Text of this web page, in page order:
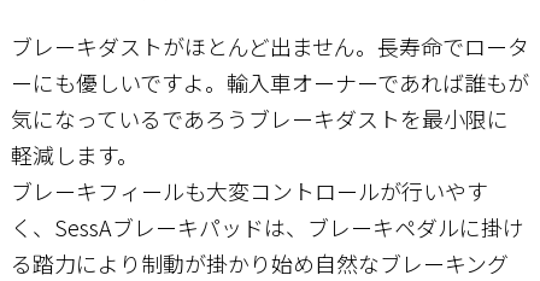
お問い合わせ
ブレーキダストがほとんど出ません。長寿命でロータ
ーにも優しいですよ。輸入車オーナーであれば誰もが
気になっているであろうブレーキダストを最小限に
軽減します。
ブレーキフィールも大変コントロールが行いやす
く、SessAブレーキパッドは、ブレーキペダルに掛け
る踏力により制動が掛かり始め自然なブレーキング